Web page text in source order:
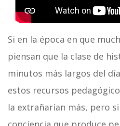
Si en la época en que
piensan que la clase de
minutos más largos del
estos recursos
la extrañarían más, pero